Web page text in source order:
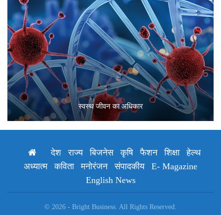
स्वस्थ जीवन का अधिकार
देश राज्य बिजनेस कृषि फैशन शिक्षा
हेल्थ
अध्यात्म
कविता मनोरंजन संपादकीय
E- Magazine
English News
© 2026 - Bright Business. All Rights Reserved.